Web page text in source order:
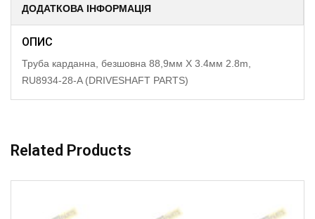
ДОДАТКОВА ІНФОРМАЦІЯ
ОПИС
Труба карданна, безшовна 88,9мм X 3.4мм 2.8m,
RU8934-28-A (DRIVESHAFT PARTS)
Related Products